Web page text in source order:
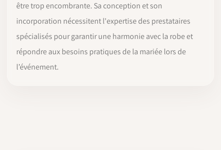
être trop encombrante. Sa conception et son
incorporation nécessitent l'expertise des prestataires
spécialisés pour garantir une harmonie avec la robe et
répondre aux besoins pratiques de la mariée lors de
l’événement.